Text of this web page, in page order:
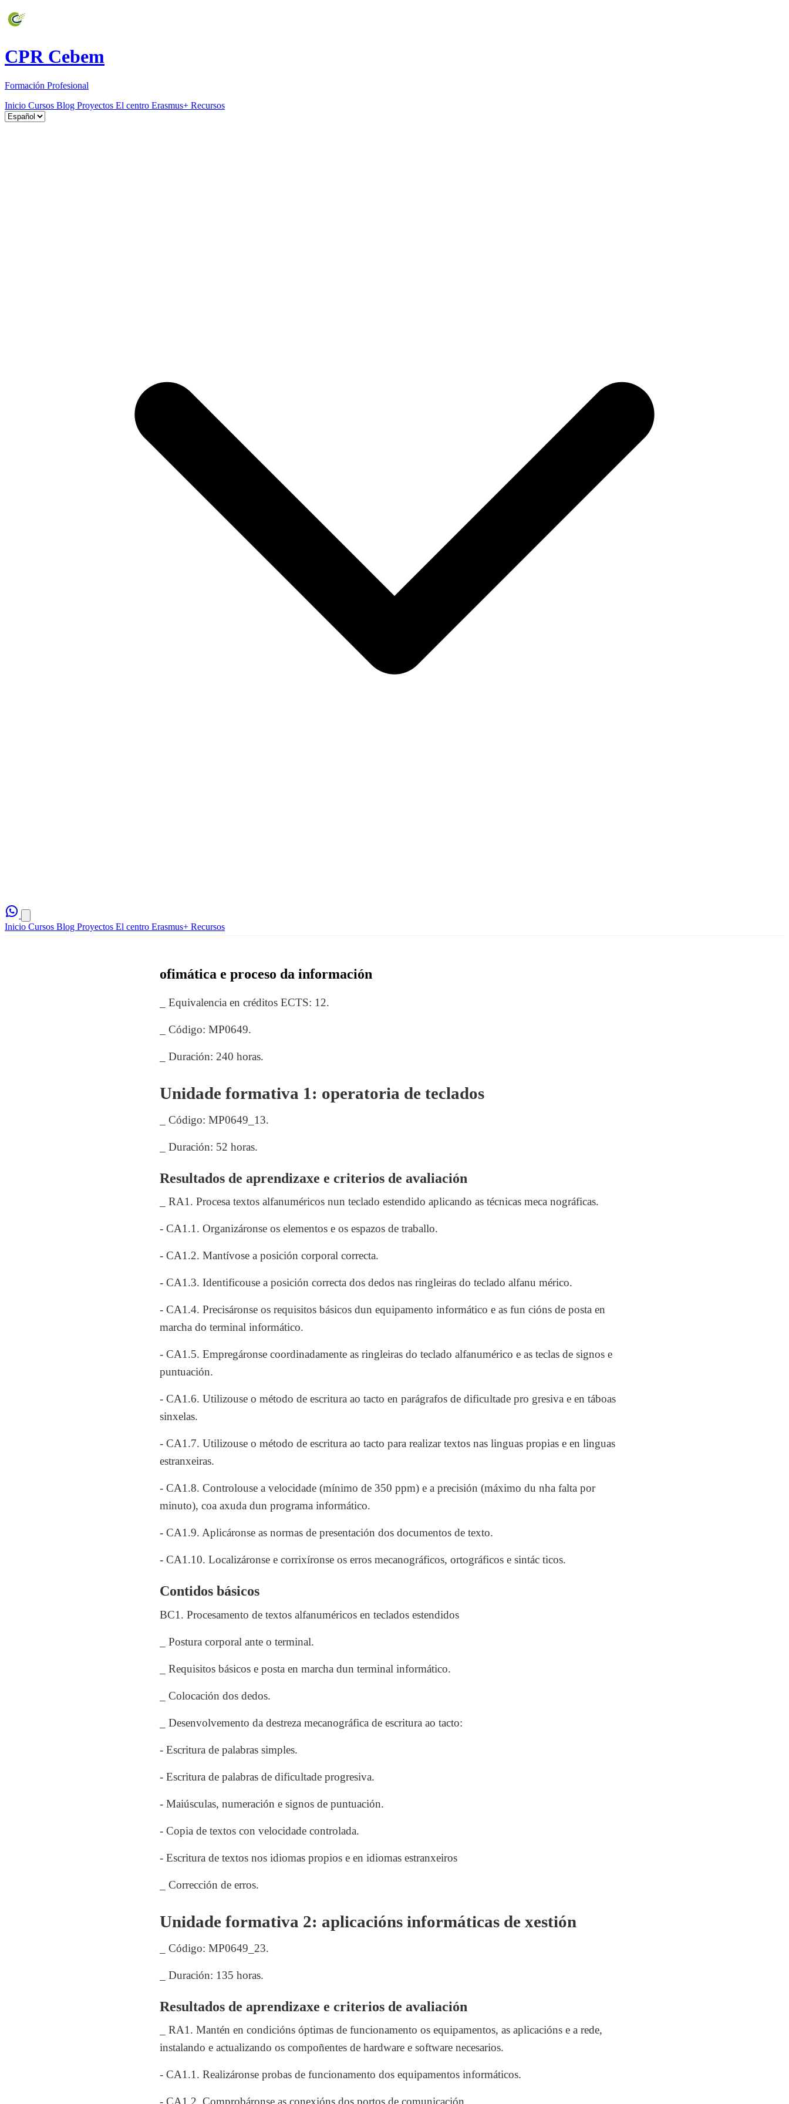
CPR Cebem
Formación Profesional
Inicio Cursos Blog Proyectos El centro Erasmus+ Recursos
Inicio Cursos Blog Proyectos El centro Erasmus+ Recursos
ofimática e proceso da información
_ Equivalencia en créditos ECTS: 12.
_ Código: MP0649.
_ Duración: 240 horas.
Unidade formativa 1: operatoria de teclados
_ Código: MP0649_13.
_ Duración: 52 horas.
Resultados de aprendizaxe e criterios de avaliación
_ RA1. Procesa textos alfanuméricos nun teclado estendido aplicando as técnicas meca nográficas.
- CA1.1. Organizáronse os elementos e os espazos de traballo.
- CA1.2. Mantívose a posición corporal correcta.
- CA1.3. Identificouse a posición correcta dos dedos nas ringleiras do teclado alfanu mérico.
- CA1.4. Precisáronse os requisitos básicos dun equipamento informático e as fun cións de posta en
marcha do terminal informático.
- CA1.5. Empregáronse coordinadamente as ringleiras do teclado alfanumérico e as teclas de signos e
puntuación.
- CA1.6. Utilizouse o método de escritura ao tacto en parágrafos de dificultade pro gresiva e en táboas
sinxelas.
- CA1.7. Utilizouse o método de escritura ao tacto para realizar textos nas linguas propias e en linguas
estranxeiras.
- CA1.8. Controlouse a velocidade (mínimo de 350 ppm) e a precisión (máximo du nha falta por
minuto), coa axuda dun programa informático.
- CA1.9. Aplicáronse as normas de presentación dos documentos de texto.
- CA1.10. Localizáronse e corrixíronse os erros mecanográficos, ortográficos e sintác ticos.
Contidos básicos
BC1. Procesamento de textos alfanuméricos en teclados estendidos
_ Postura corporal ante o terminal.
_ Requisitos básicos e posta en marcha dun terminal informático.
_ Colocación dos dedos.
_ Desenvolvemento da destreza mecanográfica de escritura ao tacto:
- Escritura de palabras simples.
- Escritura de palabras de dificultade progresiva.
- Maiúsculas, numeración e signos de puntuación.
- Copia de textos con velocidade controlada.
- Escritura de textos nos idiomas propios e en idiomas estranxeiros
_ Corrección de erros.
Unidade formativa 2: aplicacións informáticas de xestión
_ Código: MP0649_23.
_ Duración: 135 horas.
Resultados de aprendizaxe e criterios de avaliación
_ RA1. Mantén en condicións óptimas de funcionamento os equipamentos, as aplicacións e a rede,
instalando e actualizando os compoñentes de hardware e software necesarios.
- CA1.1. Realizáronse probas de funcionamento dos equipamentos informáticos.